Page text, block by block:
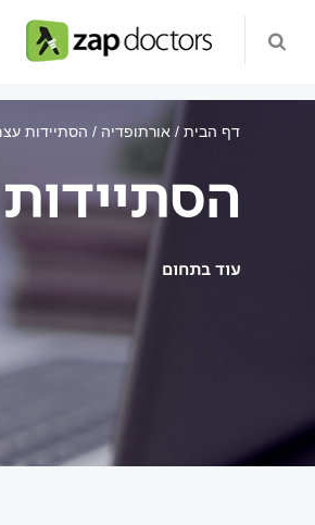
דף הבית אורתופדיה הסתיידות
עוד בתחום